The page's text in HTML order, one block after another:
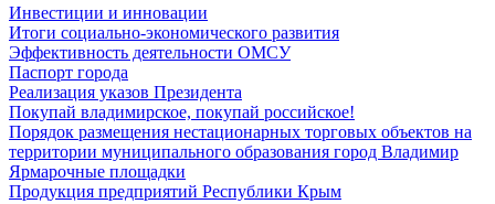
Инвестиции и инновации
Итоги социально-экономического развития
Эффективность деятельности ОМСУ
Паспорт города
Реализация указов Президента
Покупай владимирское, покупай российское!
Порядок размещения нестационарных торговых объектов на
территории муниципального образования город Владимир
Ярмарочные площадки
Продукция предприятий Республики Крым